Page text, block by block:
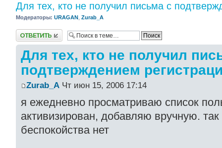
Для тех, кто не получил письма с
Модераторы: URAGAN Zurab_A
Ответить
Для тех, кто не получил
подтверждением
Zurab_A Чт июн 15, 2006 17:14
я ежедневно просматриваю список
активизирован, добавляю вручную.
беспокойства нет